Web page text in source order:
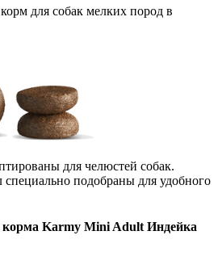
для собак мелких пород в
для челюстей собак.
специально подобраны для удобного
корма Karmy Mini Adult Индейка